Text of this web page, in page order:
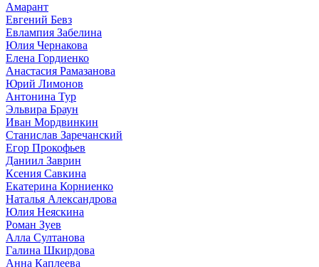
Амарант
Евгений Бевз
Евлампия Забелина
Юлия Чернакова
Елена Гордиенко
Анастасия Рамазанова
Юрий Лимонов
Антонина Тур
Эльвира Браун
Иван Мордвинкин
Станислав Заречанский
Егор Прокофьев
Даниил Заврин
Ксения Савкина
Екатерина Корниенко
Наталья Александрова
Юлия Неяскина
Роман Зуев
Алла Султанова
Галина Шкирдова
Анна Каплеева